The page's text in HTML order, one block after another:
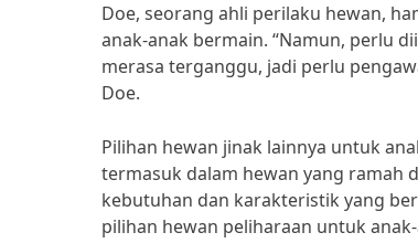
Doe, seorang ahli perilaku hewan,
anak-anak bermain. “Namun, perlu
merasa terganggu, jadi perlu
Doe.
Pilihan hewan jinak lainnya untuk
termasuk dalam hewan yang ramah
kebutuhan dan karakteristik yang
pilihan hewan peliharaan untuk